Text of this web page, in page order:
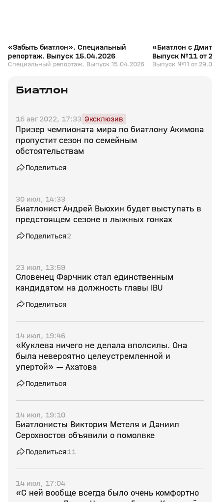
«Забыть биатлон». Специальный
репортаж. Выпуск 15.04.2026
Специальный репортаж. Выпуск 15.04.2026
«Биатлон с
Выпуск №11 от
Выпуск №11 от
Биатлон
16 авг 2022, 17:33 Эксклюзив
Призер чемпионата мира по биатлону Акимова
пропустит сезон по семейным
обстоятельствам
Поделиться
30 июл, 14:33
Биатлонист Андрей Вьюхин будет выступать в
предстоящем сезоне в лыжных гонках
Поделиться2
23 июл, 13:59
Словенец Фарчник стал единственным
кандидатом на должность главы IBU
Поделиться
14 июл, 19:46
«Куклева ничего не делала вполсилы. Она
была невероятно целеустремленной и
упертой» — Ахатова
Поделиться
14 июл, 19:10
Биатлонисты Виктория Метеля и Даниил
Серохвостов объявили о помолвке
Поделиться11
14 июл, 17:04
«С ней вообще всегда было очень комфортно